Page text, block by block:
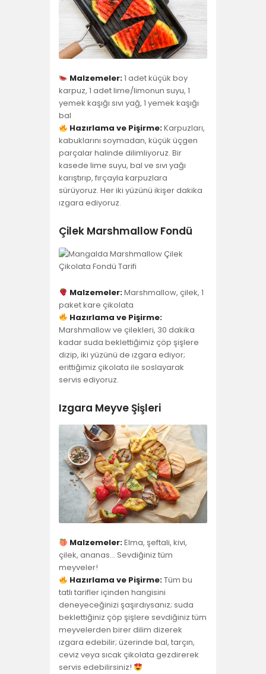
Malzemeler:1 adet küçük boy
karpuz, 1 adet lime/limonun suyu, 1
yemek kaşığı sıvı yağ, 1 yemek kaşığı
bal
Hazırlama ve Pişirme:Karpuzları,
kabuklarını soymadan, küçük üçgen
parçalar halinde dilimliyoruz. Bir
kasede lime suyu, bal ve sıvı yağı
karıştırıp, fırçayla karpuzlara
sürüyoruz. Her iki yüzünü ikişer dakika
ızgara ediyoruz.
Çilek Marshmallow Fondü
Malzemeler:Marshmallow, çilek, 1
paket kare çikolata
Hazırlama ve Pişirme:
Marshmallow ve çilekleri, 30 dakika
kadar suda beklettiğimiz çöp şişlere
dizip, iki yüzünü de ızgara ediyor;
erittiğimiz çikolata ile soslayarak
servis ediyoruz.
Izgara Meyve Şişleri
Malzemeler:Elma, şeftali, kivi,
çilek, ananas… Sevdiğiniz tüm
meyveler!
Hazırlama ve Pişirme:Tüm bu
tatlı tarifler içinden hangisini
deneyeceğinizi şaşırdıysanız; suda
beklettiğiniz çöp şişlere sevdiğiniz tüm
meyvelerden birer dilim dizerek
ızgara edebilir; üzerinde bal, tarçın,
ceviz veya sıcak çikolata gezdirerek
servis edebilirsiniz!